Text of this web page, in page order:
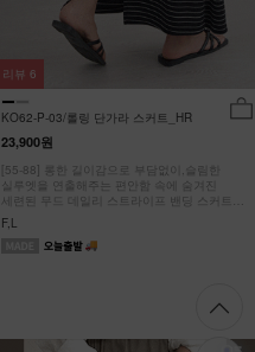
KO62-P-03/롤링 단가라 스커트_HR
23,900원
[55-88] 롱한 길이감으로 부담없이,슬림한
실루엣을 연출해주는 편안함 속에 숨겨진
세련된 무드 데일리 스트라이프 밴딩 스커트
#NAK MADE.
F,L
리뷰 6